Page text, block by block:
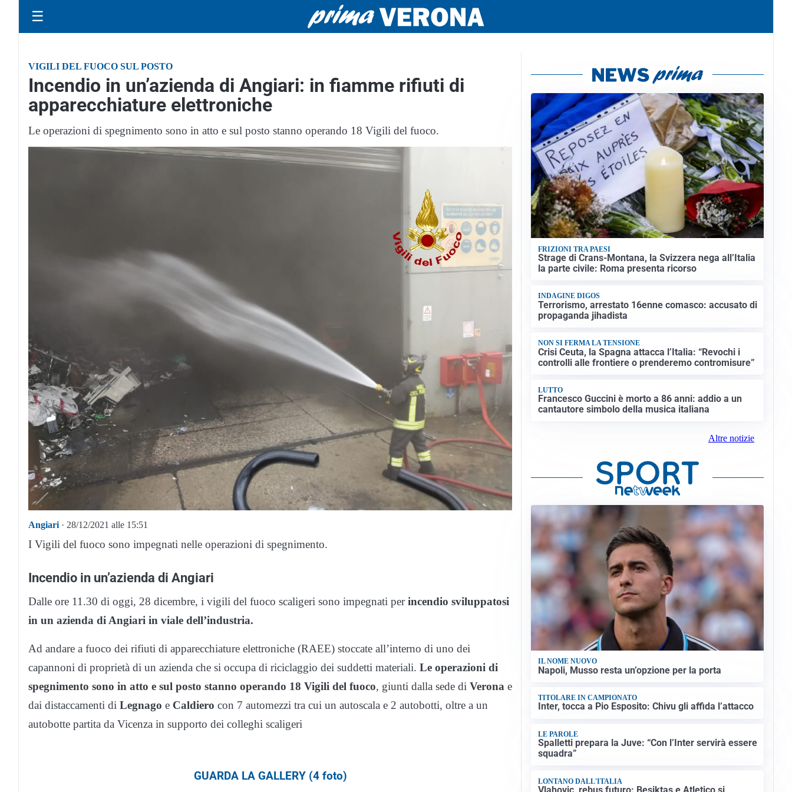
☰
VIGILI DEL FUOCO SUL POSTO
Incendio in un’azienda di Angiari: in fiamme rifiuti di
apparecchiature elettroniche
Le operazioni di spegnimento sono in atto e sul posto stanno operando 18 Vigili del fuoco.
Angiari · 28/12/2021 alle 15:51
I Vigili del fuoco sono impegnati nelle operazioni di spegnimento.
Incendio in un’azienda di Angiari
Dalle ore 11.30 di oggi, 28 dicembre, i vigili del fuoco scaligeri sono impegnati perincendio sviluppatosi
in un azienda di Angiari in viale dell’industria.
Ad andare a fuoco dei rifiuti di apparecchiature elettroniche (RAEE) stoccate all’interno di uno dei
capannoni di proprietà di un azienda che si occupa di riciclaggio dei suddetti materiali. Le operazioni di
spegnimento sono in atto e sul posto stanno operando 18 Vigili del fuoco, giunti dalla sede di Verona e
dai distaccamenti di Legnago e Caldiero con 7 automezzi tra cui un autoscala e 2 autobotti, oltre a un
autobotte partita da Vicenza in supporto dei colleghi scaligeri
GUARDA LA GALLERY (4 foto)
FRIZIONI TRA PAESI
Strage di Crans-Montana, la Svizzera nega all’Italia
la parte civile: Roma presenta ricorso
INDAGINE DIGOS
Terrorismo, arrestato 16enne comasco: accusato di
propaganda jihadista
NON SI FERMA LA TENSIONE
Crisi Ceuta, la Spagna attacca l’Italia: “Revochi i
controlli alle frontiere o prenderemo contromisure”
LUTTO
Francesco Guccini è morto a 86 anni: addio a un
cantautore simbolo della musica italiana
Altre notizie
IL NOME NUOVO
Napoli, Musso resta un’opzione per la porta
TITOLARE IN CAMPIONATO
Inter, tocca a Pio Esposito: Chivu gli affida l’attacco
LE PAROLE
Spalletti prepara la Juve: “Con l’Inter servirà essere
squadra”
LONTANO DALL'ITALIA